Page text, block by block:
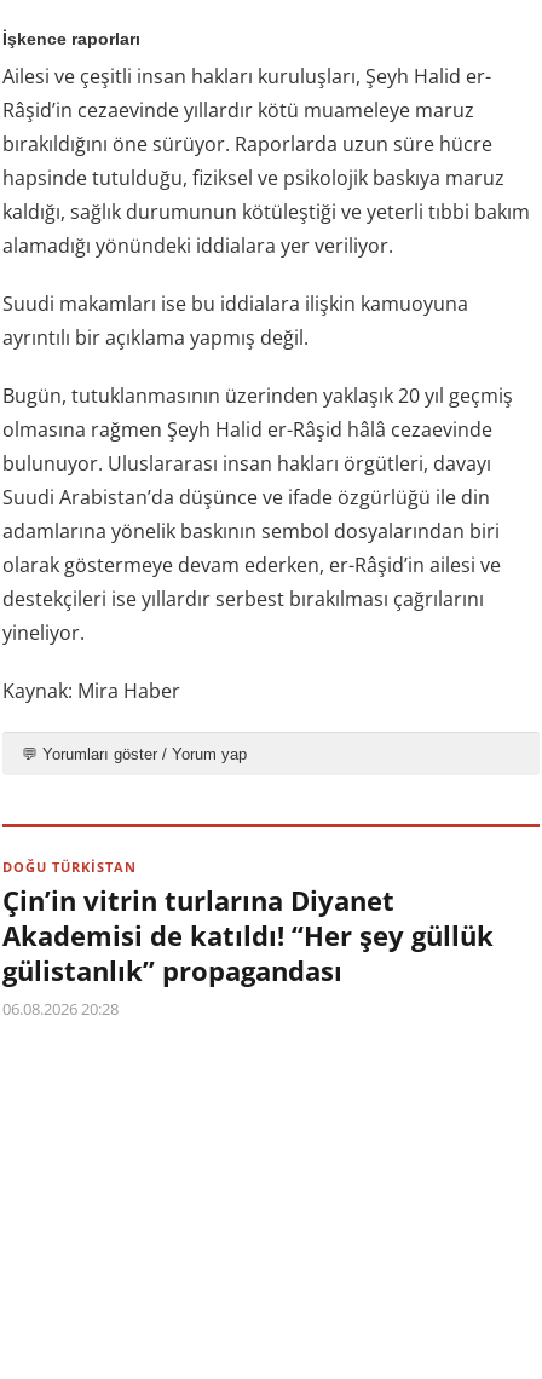
İşkence raporları
Ailesi ve çeşitli insan hakları kuruluşları, Şeyh Halid er-
Râşid’in cezaevinde yıllardır kötü muameleye maruz
bırakıldığını öne sürüyor. Raporlarda uzun süre hücre
hapsinde tutulduğu, fiziksel ve psikolojik baskıya maruz
kaldığı, sağlık durumunun kötüleştiği ve yeterli tıbbi bakım
alamadığı yönündeki iddialara yer veriliyor.
Suudi makamları ise bu iddialara ilişkin kamuoyuna
ayrıntılı bir açıklama yapmış değil.
Bugün, tutuklanmasının üzerinden yaklaşık 20 yıl geçmiş
olmasına rağmen Şeyh Halid er-Râşid hâlâ cezaevinde
bulunuyor. Uluslararası insan hakları örgütleri, davayı
Suudi Arabistan’da düşünce ve ifade özgürlüğü ile din
adamlarına yönelik baskının sembol dosyalarından biri
olarak göstermeye devam ederken, er-Râşid’in ailesi ve
destekçileri ise yıllardır serbest bırakılması çağrılarını
yineliyor.
Kaynak: Mira Haber
💬 Yorumları göster / Yorum yap
DOĞU TÜRKİSTAN
Çin’in vitrin turlarına Diyanet
Akademisi de katıldı! “Her şey güllük
gülistanlık” propagandası
06.08.2026 20:28